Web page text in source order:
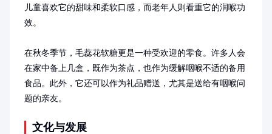
儿童喜欢它的甜味和柔软口感，而老年人则看重它的润喉功
效。
在秋冬季节，毛蕊花软糖更是一种受欢迎的零食。许多人会
在家中备上几盒，既作为茶点，也作为缓解咽喉不适的备用
食品。此外，它还可以作为礼品赠送，尤其是送给有咽喉问
题的亲友。
文化与发展